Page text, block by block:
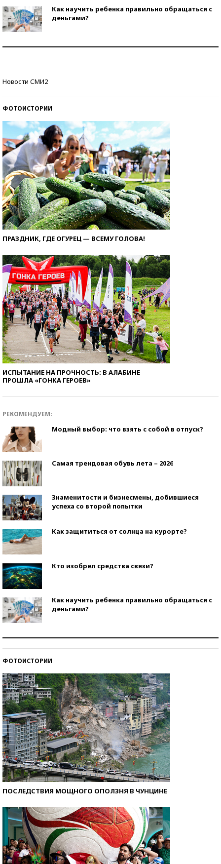
Как научить ребенка правильно обращаться с
деньгами?
Новости СМИ2
ФОТОИСТОРИИ
ПРАЗДНИК, ГДЕ ОГУРЕЦ — ВСЕМУ ГОЛОВА!
ИСПЫТАНИЕ НА ПРОЧНОСТЬ: В АЛАБИНЕ
ПРОШЛА «ГОНКА ГЕРОЕВ»
РЕКОМЕНДУЕМ:
Модный выбор: что взять с собой в отпуск?
Самая трендовая обувь лета – 2026
Знаменитости и бизнесмены, добившиеся
успеха со второй попытки
Как защититься от солнца на курорте?
Кто изобрел средства связи?
Как научить ребенка правильно обращаться с
деньгами?
ФОТОИСТОРИИ
ПОСЛЕДСТВИЯ МОЩНОГО ОПОЛЗНЯ В ЧУНЦИНЕ